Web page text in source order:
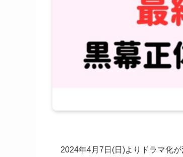
2024年4月7日(日)よりドラマ化